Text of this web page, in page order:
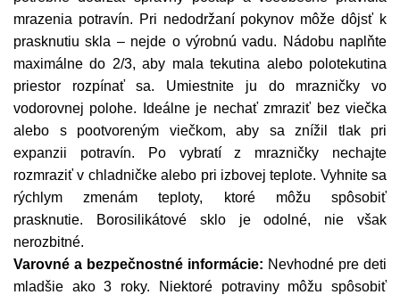
mrazenia potravín. Pri nedodržaní pokynov môže dôjsť k
prasknutiu skla – nejde o výrobnú vadu. Nádobu naplňte
maximálne do 2/3, aby mala tekutina alebo polotekutina
priestor rozpínať sa. Umiestnite ju do mrazničky vo
vodorovnej polohe. Ideálne je nechať zmraziť bez viečka
alebo s pootvoreným viečkom, aby sa znížil tlak pri
expanzii potravín. Po vybratí z mrazničky nechajte
rozmraziť v chladničke alebo pri izbovej teplote. Vyhnite sa
rýchlym zmenám teploty, ktoré môžu spôsobiť
prasknutie. Borosilikátové sklo je odolné, nie však
nerozbitné.
Varovné a bezpečnostné informácie: Nevhodné pre deti
mladšie ako 3 roky. Niektoré potraviny môžu spôsobiť